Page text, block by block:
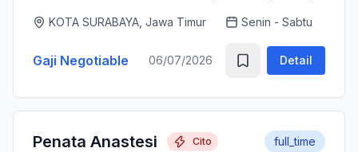
memberikan layanan kesehatan bagi
masyarakat. Kami mencari dokter yang memiliki
k...
KOTA SURABAYA, Jawa Timur Senin - Sabtu
Gaji Negotiable 06/07/2026 Detail
Penata Anastesi Cito full_time